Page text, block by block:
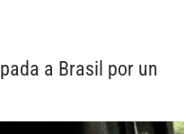
a Brasil por un